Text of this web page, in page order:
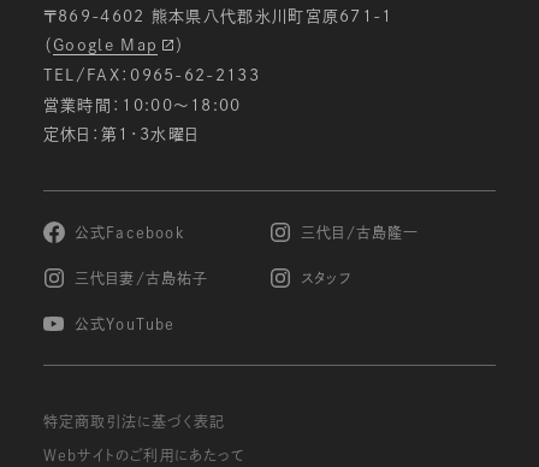
〒869-4602 熊本県八代郡氷川町宮原671-1
（ Google Map
）
TEL/FAX：0965-62-2133
営業時間：10:00〜18:00
定休日：第1・3水曜日
公式Facebook 三代目/古島隆一
三代目妻/古島祐子 スタッフ
公式YouTube
特定商取引法に基づく表記
Webサイトのご利用にあたって